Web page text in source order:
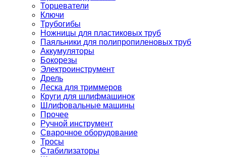
Торцеватели
Ключи
Трубогибы
Ножницы для пластиковых труб
Паяльники для полипропиленовых труб
Аккумуляторы
Бокорезы
Электроинструмент
Дрель
Леска для триммеров
Круги для шлифмашинок
Шлифовальные машины
Прочее
Ручной инструмент
Сварочное оборудование
Тросы
Стабилизаторы